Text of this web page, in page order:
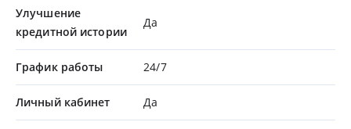
Улучшение
кредитной истории
Да
График работы 24/7
Личный кабинет Да